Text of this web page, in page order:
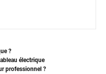
?
électrique
professionnel ?